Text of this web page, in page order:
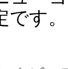
です。